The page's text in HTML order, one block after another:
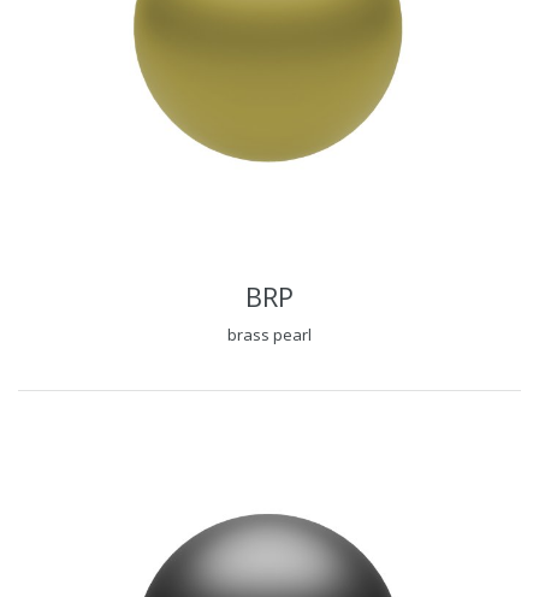
BRP
brass pearl